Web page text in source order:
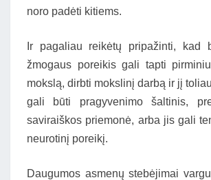
noro padėti kitiems.
Ir pagaliau reikėtų pripažinti, kad
žmogaus poreikis gali tapti
mokslą, dirbti mokslinį darbą ir jį
gali būti pragyvenimo šaltinis,
saviraiškos priemonė, arba jis gali
neurotinį poreikį.
Daugumos asmenų stebėjimai